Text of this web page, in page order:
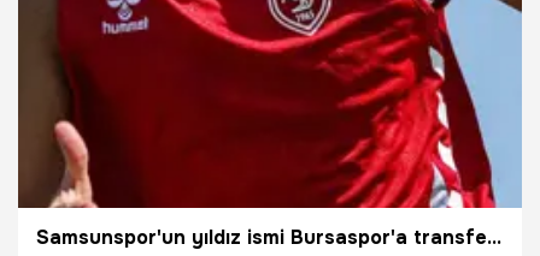
6.01.2026 Bursa
Samsunspor'un yıldız ismi Bursaspor'a transfer oldu